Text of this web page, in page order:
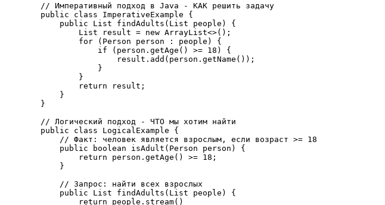
// Императивный подход в Java - КАК решить задачу
public class ImperativeExample {
    public List findAdults(List people) {
        List result = new ArrayList<>();
        for (Person person : people) {
            if (person.getAge() >= 18) {
                result.add(person.getName());
            }
        }
        return result;
    }
}
// Логический подход - ЧТО мы хотим найти
public class LogicalExample {
    // Факт: человек является взрослым, если возраст >= 18
    public boolean isAdult(Person person) {
        return person.getAge() >= 18;
    }
    // Запрос: найти всех взрослых
    public List findAdults(List people) {
        return people.stream()